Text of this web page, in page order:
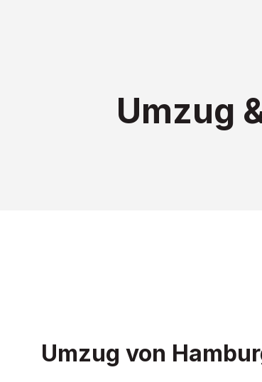
Umzug
Umzug von